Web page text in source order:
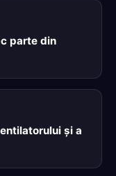
parte din
şi a